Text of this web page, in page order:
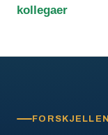
kollegaer
FORSKJELLEN